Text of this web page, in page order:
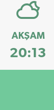
AKŞAM
20:13